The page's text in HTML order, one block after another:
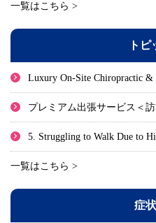
一覧はこちら >
トピ
Luxury On-Site Chiropractic &
プレミアム出張サービス＜
5. Struggling to Walk Due to
一覧はこちら >
症